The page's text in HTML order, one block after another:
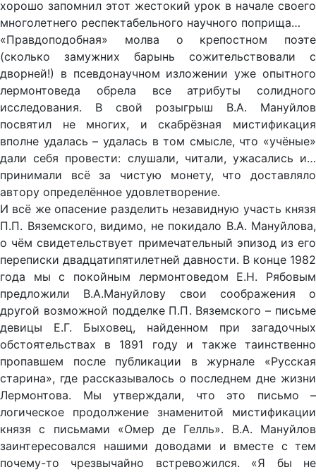
хорошо запомнил этот жестокий урок в начале своего
многолетнего респектабельного научного поприща…
«Правдоподобная» молва о крепостном поэте
(сколько замужних барынь сожительствовали с
дворней!) в псевдонаучном изложении уже опытного
лермонтоведа обрела все атрибуты солидного
исследования. В свой розыгрыш В.А. Мануйлов
посвятил не многих, и скабрёзная мистификация
вполне удалась – удалась в том смысле, что «учёные»
дали себя провести: слушали, читали, ужасались и…
принимали всё за чистую монету, что доставляло
автору определённое удовлетворение.
И всё же опасение разделить незавидную участь князя
П.П. Вяземского, видимо, не покидало В.А. Мануйлова,
о чём свидетельствует примечательный эпизод из его
переписки двадцатипятилетней давности. В конце 1982
года мы с покойным лермонтоведом Е.Н. Рябовым
предложили В.А.Мануйлову свои соображения о
другой возможной подделке П.П. Вяземского – письме
девицы Е.Г. Быховец, найденном при загадочных
обстоятельствах в 1891 году и также таинственно
пропавшем после публикации в журнале «Русская
старина», где рассказывалось о последнем дне жизни
Лермонтова. Мы утверждали, что это письмо –
логическое продолжение знаменитой мистификации
князя с письмами «Омер де Гелль». В.А. Мануйлов
заинтересовался нашими доводами и вместе с тем
почему-то чрезвычайно встревожился. «Я бы не